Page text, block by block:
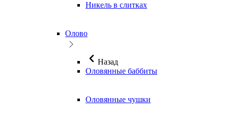
Никель в слитках
Олово
Назад
Оловянные баббиты
Оловянные чушки